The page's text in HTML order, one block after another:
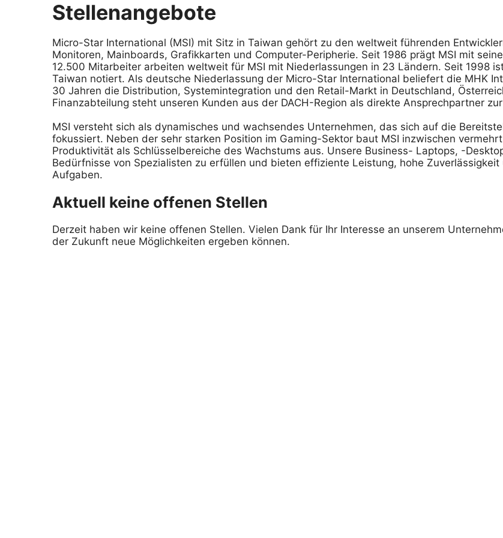
Stellenangebote
Micro-Star International (MSI) mit Sitz in Taiwan gehört zu den weltweit führenden
Monitoren, Mainboards, Grafikkarten und Computer-Peripherie. Seit 1986 prägt MSI mit
12.500 Mitarbeiter arbeiten weltweit für MSI mit Niederlassungen in 23 Ländern. Seit 1998
Taiwan notiert. Als deutsche Niederlassung der Micro-Star International beliefert die MHK
30 Jahren die Distribution, Systemintegration und den Retail-Markt in Deutschland,
Finanzabteilung steht unseren Kunden aus der DACH-Region als direkte Ansprechpartner
MSI versteht sich als dynamisches und wachsendes Unternehmen, das sich auf die
fokussiert. Neben der sehr starken Position im Gaming-Sektor baut MSI inzwischen
Produktivität als Schlüsselbereiche des Wachstums aus. Unsere Business- Laptops, -
Bedürfnisse von Spezialisten zu erfüllen und bieten effiziente Leistung, hohe
Aufgaben.
Aktuell keine offenen Stellen
Derzeit haben wir keine offenen Stellen. Vielen Dank für Ihr Interesse an unserem
der Zukunft neue Möglichkeiten ergeben können.